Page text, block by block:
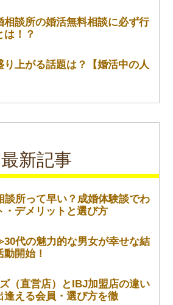
相談所の婚活無料相談に必ず行
は！？
り上がる話題は？【婚活中の人
最新記事
談所って早い？成婚体験談でわ
・デメリットと選び方
代の魅力的な男女が幸せな結
開始！
（直営店）とIBJ加盟店の違い
逢える会員・選び方を徹